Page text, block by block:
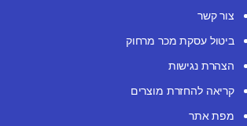
צור קשר
ביטול עסקת מכר מרחוק
הצהרת נגישות
קריאה להחזרת מוצרים
מפת אתר